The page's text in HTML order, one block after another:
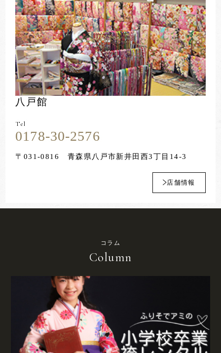
八戸館
Tel
0178-30-2576
〒031-0816 青森県八戸市新井田西3丁目14-3
店舗情報
コラム
Column